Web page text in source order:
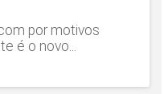
por motivos
é o novo...